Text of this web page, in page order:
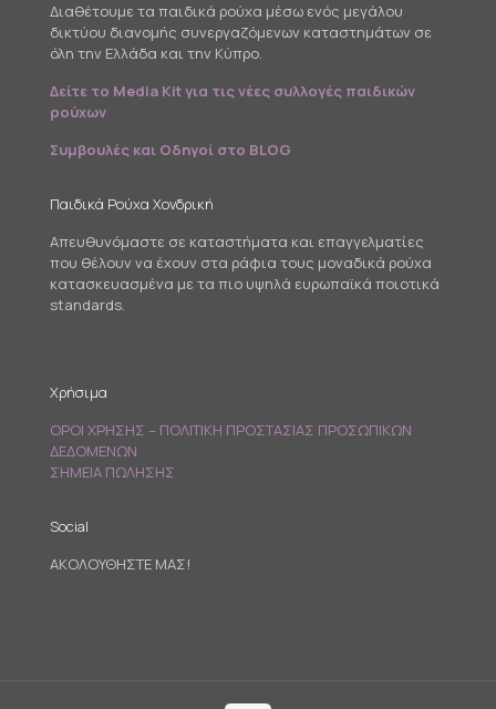
Διαθέτουμε τα παιδικά ρούχα μέσω ενός μεγάλου
δικτύου διανομής συνεργαζόμενων καταστημάτων σε
όλη την Ελλάδα και την Κύπρο.
Δείτε το Media Kit για τις νέες συλλογές παιδικών
ρούχων
Συμβουλές και Οδηγοί στο BLOG
Παιδικά Ρούχα Χονδρική
Απευθυνόμαστε σε καταστήματα και επαγγελματίες
που θέλουν να έχουν στα ράφια τους μοναδικά ρούχα
κατασκευασμένα με τα πιο υψηλά ευρωπαϊκά ποιοτικά
standards.
Χρήσιμα
ΟΡΟΙ ΧΡΗΣΗΣ – ΠΟΛΙΤΙΚΗ ΠΡΟΣΤΑΣΙΑΣ ΠΡΟΣΩΠΙΚΩΝ
ΔΕΔΟΜΕΝΩΝ
ΣΗΜΕΙΑ ΠΩΛΗΣΗΣ
Social
ΑΚΟΛΟΥΘΗΣΤΕ ΜΑΣ!